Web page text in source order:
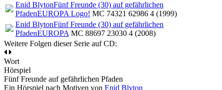
Enid BlytonFünf Freunde (30) auf gefährlichen
PfadenEUROPA Logo! MC 74321 62986 4 (1999)
Enid BlytonFünf Freunde (30) auf gefährlichen
PfadenEUROPA MC 88697 23030 4 (2008)
Weitere Folgen dieser Serie auf CD:
Wort
Hörspiel
Fünf Freunde auf gefährlichen Pfaden
Ein Hörspiel nach Motiven von Enid Blyton